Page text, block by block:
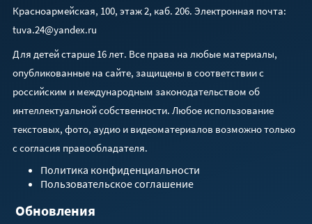
Красноармейская, 100, этаж 2, каб. 206. Электронная почта:
tuva.24@yandex.ru
Для детей старше 16 лет. Все права на любые материалы,
опубликованные на сайте, защищены в соответствии с
российским и международным законодательством об
интеллектуальной собственности. Любое использование
текстовых, фото, аудио и видеоматериалов возможно только
с согласия правообладателя.
Политика конфиденциальности
Пользовательское соглашение
Обновления